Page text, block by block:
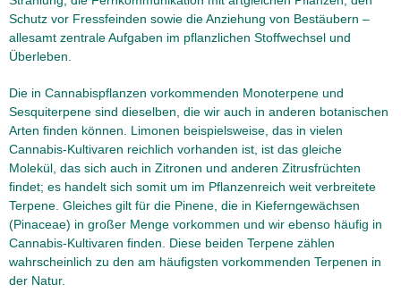
Schutz vor Fressfeinden sowie die Anziehung von Bestäubern –
allesamt zentrale Aufgaben im pflanzlichen Stoffwechsel und
Überleben.
Die in Cannabispflanzen vorkommenden Monoterpene und
Sesquiterpene sind dieselben, die wir auch in anderen botanischen
Arten finden können. Limonen beispielsweise, das in vielen
Cannabis-Kultivaren reichlich vorhanden ist, ist das gleiche
Molekül, das sich auch in Zitronen und anderen Zitrusfrüchten
findet; es handelt sich somit um im Pflanzenreich weit verbreitete
Terpene. Gleiches gilt für die Pinene, die in Kieferngewächsen
(Pinaceae) in großer Menge vorkommen und wir ebenso häufig in
Cannabis-Kultivaren finden. Diese beiden Terpene zählen
wahrscheinlich zu den am häufigsten vorkommenden Terpenen in
der Natur.